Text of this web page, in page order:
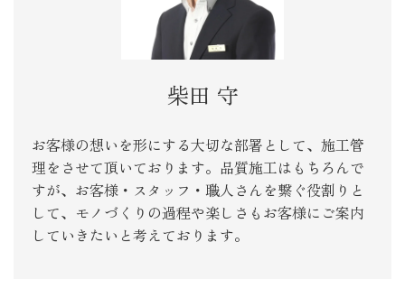
柴田 守
お客様の想いを形にする大切な部署として、施工管
理をさせて頂いております。品質施工はもちろんで
すが、お客様・スタッフ・職人さんを繋ぐ役割りと
して、モノづくりの過程や楽しさもお客様にご案内
していきたいと考えております。